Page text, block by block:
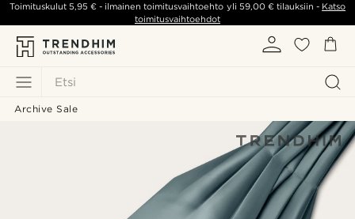
Etsi
Toimituskulut5,95 € - ilmainen toimitusvaihtoehto yli 59,00 €tilauksiin - Katso
toimitusvaihtoehdot
Archive Sale